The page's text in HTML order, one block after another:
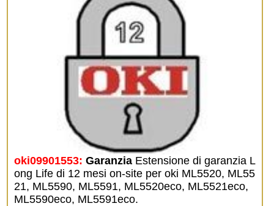
oki09901553: Garanzia Estensione di garanzia L
ong Life di 12 mesi on-site per oki ML5520, ML55
21, ML5590, ML5591, ML5520eco, ML5521eco,
ML5590eco, ML5591eco.